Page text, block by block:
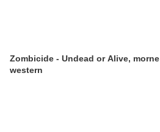
Zombicide - Undead or Alive, morne
western